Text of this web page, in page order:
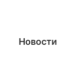
Новости